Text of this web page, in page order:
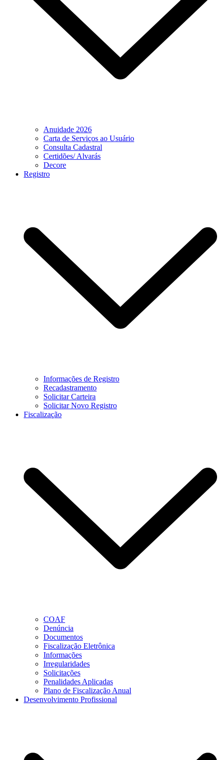
Anuidade 2026
Carta de Serviços ao Usuário
Consulta Cadastral
Certidões/ Alvarás
Decore
Registro
Informações de Registro
Recadastramento
Solicitar Carteira
Solicitar Novo Registro
Fiscalização
COAF
Denúncia
Documentos
Fiscalização Eletrônica
Informações
Irregularidades
Solicitações
Penalidades Aplicadas
Plano de Fiscalização Anual
Desenvolvimento Profissional